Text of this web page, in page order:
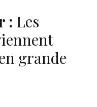
: Les
grande